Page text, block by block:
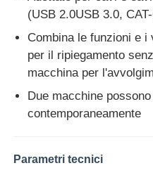
notizie
Tutti i casi
Richiedere un preventivo
(USB 2.0USB 3.0,
Combina le funzioni e i
per il ripiegamento
macchina per
Due macchine
contemporaneamente
Parametri tecnici